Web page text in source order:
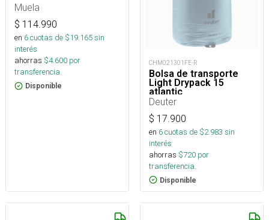
Muela
$ 114.990
en 6cuotas de $19.165sin
interés
ahorras $4.600 por
transferencia.
Disponible
CHM021301FE-R
Bolsa de transporte
Light Drypack 15
atlantic
Deuter
$ 17.900
en 6cuotas de $2.983 sin
interés
ahorras $720 por
transferencia.
Disponible